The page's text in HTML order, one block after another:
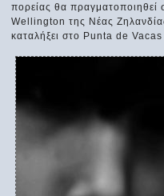
πορείας θα
Wellington της Νέας
καταλήξει στο Punta de Vacas